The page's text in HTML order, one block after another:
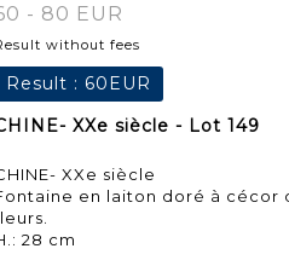
- 80 EUR
without fees
Result : 60EUR
XXe siècle - Lot 149
XXe siècle
en laiton doré à cécor
28 cm